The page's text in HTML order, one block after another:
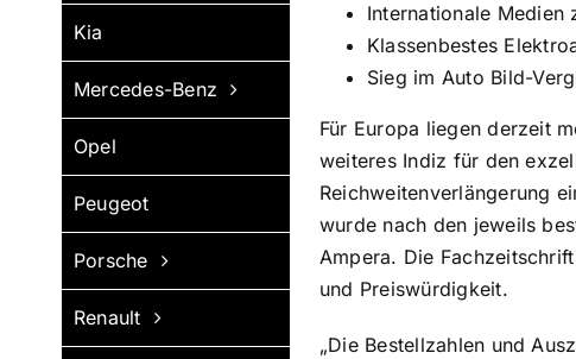
Kia
Mercedes-Benz
Opel
Peugeot
Porsche
Renault
Internationale Medien
Klassenbestes
Sieg im Auto Bild-
Für Europa liegen derzeit
weiteres Indiz für den
Reichweitenverlängerung
wurde nach den jeweils
Ampera. Die
und Preiswürdigkeit.
„Die Bestellzahlen und